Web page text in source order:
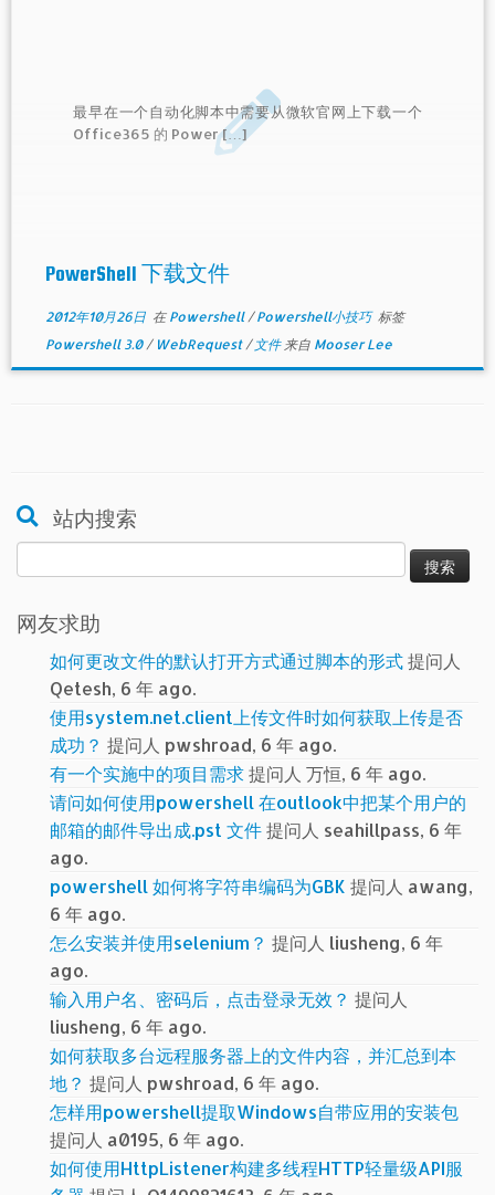
最早在一个自动化脚本中需要从微软官网上下载一个
Office365 的 Power […]
PowerShell 下载文件
2012年10月26日在 Powershell/Powershell小技巧 标签
Powershell 3.0/ WebRequest/ 文件 来自 Mooser Lee
站内搜索
索：
网友求助
如何更改文件的默认打开方式通过脚本的形式提问人
Qetesh, 6 年 ago.
使用system.net.client上传文件时如何获取上传是否
成功？ 提问人 pwshroad, 6 年 ago.
有一个实施中的项目需求提问人 万恒, 6 年 ago.
请问如何使用powershell 在outlook中把某个用户的
邮箱的邮件导出成.pst 文件提问人 seahillpass, 6 年
ago.
powershell 如何将字符串编码为GBK 提问人 awang,
6 年 ago.
怎么安装并使用selenium？ 提问人 liusheng, 6 年
ago.
输入用户名、密码后，点击登录无效？ 提问人
liusheng, 6 年 ago.
如何获取多台远程服务器上的文件内容，并汇总到本
地？ 提问人 pwshroad, 6 年 ago.
怎样用powershell提取Windows自带应用的安装包
提问人 a0195, 6 年 ago.
如何使用HttpListener构建多线程HTTP轻量级API服